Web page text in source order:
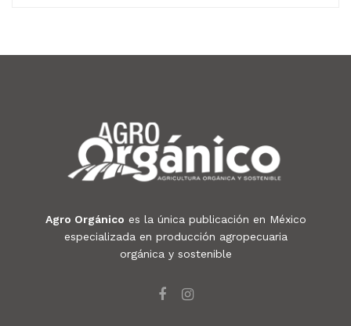
Agro Orgánico es la única publicación en México
especializada en producción agropecuaria
orgánica y sostenible